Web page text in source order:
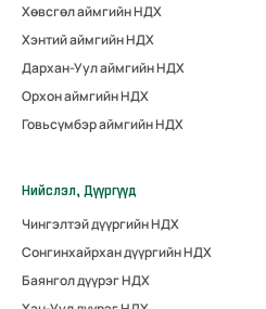
Хөвсгөл аймгийн НДХ
Хэнтий аймгийн НДХ
Дархан-Уул аймгийн НДХ
Орхон аймгийн НДХ
Говьсүмбэр аймгийн НДХ
Нийслэл, Дүүргүүд
Чингэлтэй дүүргийн НДХ
Сонгинхайрхан дүүргийн НДХ
Баянгол дүүрэг НДХ